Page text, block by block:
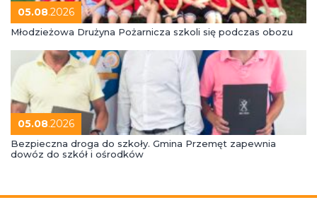
05.08.2026
Młodzieżowa Drużyna Pożarnicza szkoli się podczas obozu
05.08.2026
Bezpieczna droga do szkoły. Gmina Przemęt zapewnia
dowóz do szkół i ośrodków